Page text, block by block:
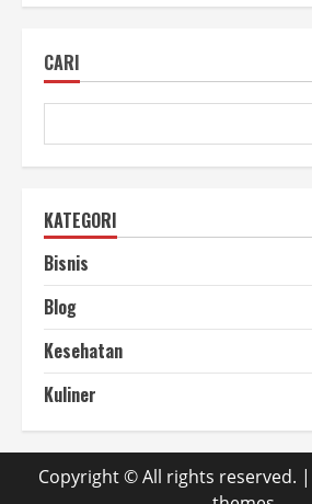
yang
Dilirik
CARI
KATEGORI
Bisnis
Blog
Kesehatan
Kuliner
Copyright © All rights reserved. |